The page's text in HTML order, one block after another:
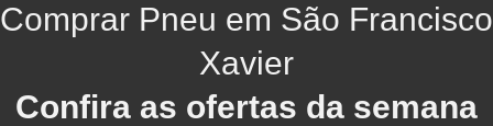
Comprar Pneu em São Francisco
Xavier
Confira as ofertas da semana